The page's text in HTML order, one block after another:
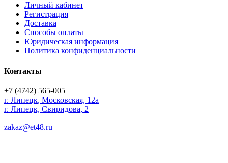
Личный кабинет
Регистрация
Доставка
Способы оплаты
Юридическая информация
Политика конфиденциальности
Контакты
+7 (4742) 565-005
г. Липецк, Московская, 12а
г. Липецк, Свиридова, 2
zakaz@et48.ru